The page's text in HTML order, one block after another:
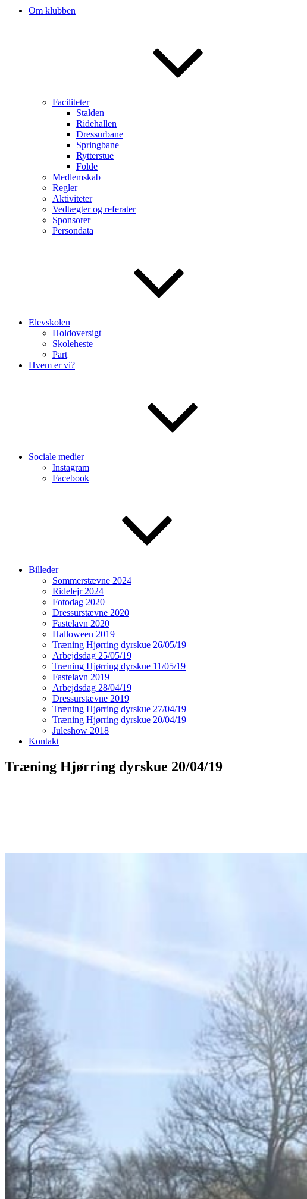
Om klubben
Faciliteter
Stalden
Ridehallen
Dressurbane
Springbane
Rytterstue
Folde
Medlemskab
Regler
Aktiviteter
Vedtægter og referater
Sponsorer
Persondata
Elevskolen
Holdoversigt
Skoleheste
Part
Hvem er vi?
Sociale medier
Instagram
Facebook
Billeder
Sommerstævne 2024
Ridelejr 2024
Fotodag 2020
Dressurstævne 2020
Fastelavn 2020
Halloween 2019
Træning Hjørring dyrskue 26/05/19
Arbejdsdag 25/05/19
Træning Hjørring dyrskue 11/05/19
Fastelavn 2019
Arbejdsdag 28/04/19
Dressurstævne 2019
Træning Hjørring dyrskue 27/04/19
Træning Hjørring dyrskue 20/04/19
Juleshow 2018
Kontakt
Træning Hjørring dyrskue 20/04/19